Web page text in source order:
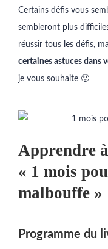
Certains défis vous
sembleront plus
réussir tous les défis,
certaines astuces dans
je vous souhaite 🙂
Apprendre
« 1 mois
malbouffe »
Programme du